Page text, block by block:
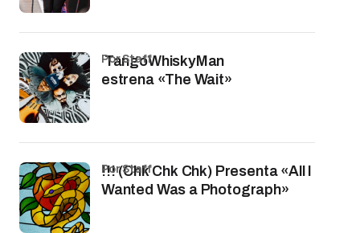
TangoWhiskyMan
estrena «The Wait»
por Staff
!!! (Chk Chk Chk) Presenta «All I
Wanted Was a Photograph»
por Staff